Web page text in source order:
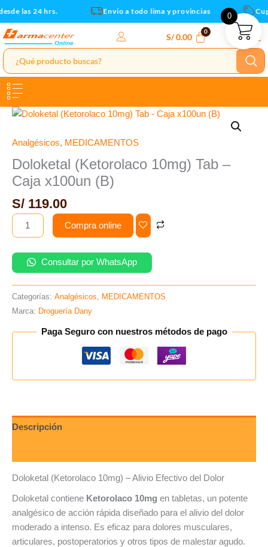
Ir
al
contenido
las 24 hrs. Envio a todo lima y provincias
S/0.00
Analgésicos, MEDICAMENTOS
Doloketal (Ketorolaco 10mg) Tab –
Caja x100un (B)
S/ 119.00
Doloketal
10mg)
-
Caja
x100un
(B)
cantidad
Compra online
Consultar por WhatsApp
Categorías: Analgésicos
MEDICAMENTOS
Marca: Droguería Dany
Paga Seguro con nuestros métodos de pago
Descripción
Doloketal (Ketorolaco 10mg) – Alivio Efectivo del Dolor
Doloketal contiene Ketorolaco 10mg en tabletas, un potente
analgésico de acción rápida diseñado para el alivio del dolor
moderado a intenso. Es eficaz para dolores musculares,
articulares, postoperatorios y otros tipos de malestar agudo.
0
x100un
cantidad